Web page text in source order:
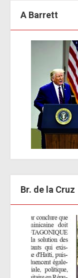
A Barrett
Br. de la Cruz